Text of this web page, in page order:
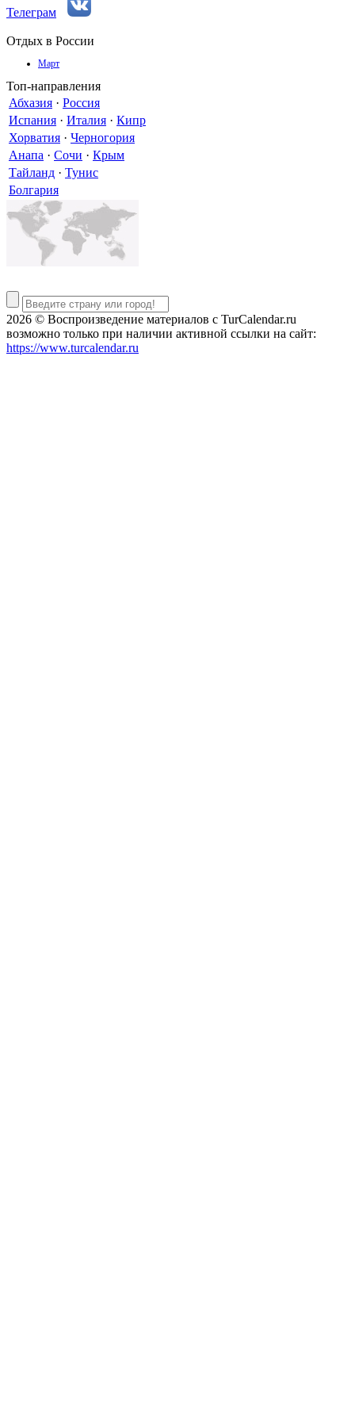
Телеграм
Отдых в России
Март
Топ-направления
Абхазия · Россия
Испания · Италия · Кипр
Хорватия · Черногория
Анапа · Сочи · Крым
Тайланд · Тунис
Болгария
2026 © Воспроизведение материалов c TurCalendar.ru
возможно только при наличии активной ссылки на сайт:
https://www.turcalendar.ru